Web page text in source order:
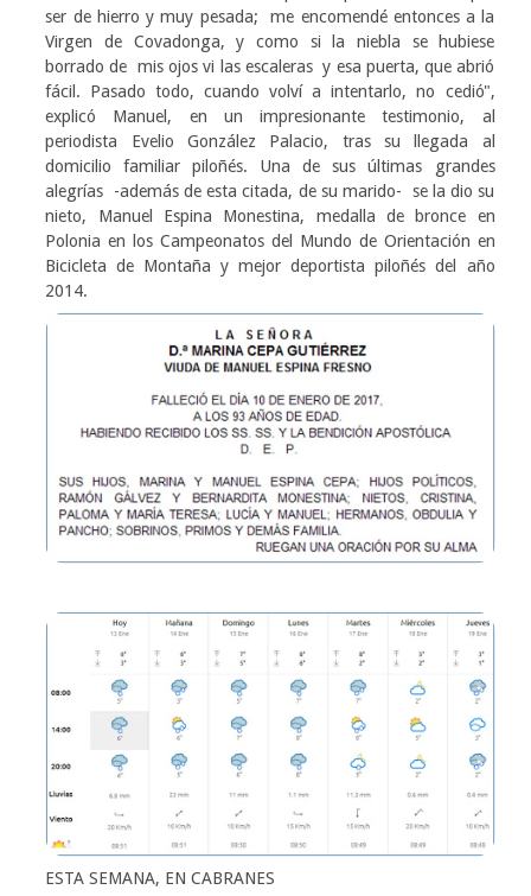
ser de hierro y muy pesada; me encomendé entonces a la
Virgen de Covadonga, y como si la niebla se hubiese
borrado de mis ojos vi las escaleras y esa puerta, que abrió
fácil. Pasado todo, cuando volví a intentarlo, no cedió",
explicó Manuel, en un impresionante testimonio, al
periodista Evelio González Palacio, tras su llegada al
domicilio familiar piloñés. Una de sus últimas grandes
alegrías -además de esta citada, de su marido- se la dio su
nieto, Manuel Espina Monestina, medalla de bronce en
Polonia en los Campeonatos del Mundo de Orientación en
Bicicleta de Montaña y mejor deportista piloñés del año
2014.
ESTA SEMANA, EN CABRANES